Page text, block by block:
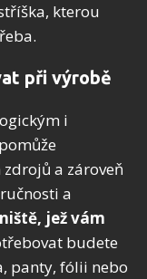
kterou
při výrobě
i
a zároveň
a
jež vám
budete
panty, fólii nebo